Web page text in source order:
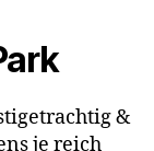
&
je reich